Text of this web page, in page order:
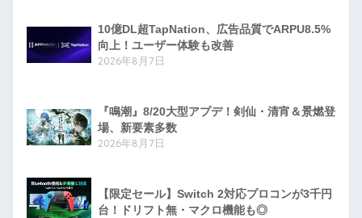
10億DL超TapNation、広告品質でARPU8.5%
向上！ユーザー体験も改善
2026年8月7日
『鳴潮』8/20大型アプデ！剣仙・清宵＆景燃登
場、新要素多数
2026年8月7日
【限定セール】Switch 2対応プロコンが3千円
台！ドリフト無・マクロ機能も◎